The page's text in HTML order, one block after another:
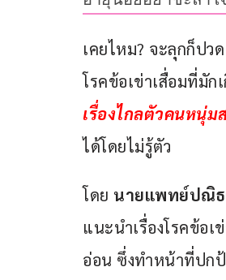
เคยไหม? จะลุกก็ปว
โรคข้อเข่าเสื่อมที่มัก
เรื่องไกลตัวคนหนุ่ม
ได้โดยไม่รู้ตัว
โดย นายแพทย์ปณิธ
แนะนำเรื่องโรคข้อเ
อ่อน ซึ่งทำหน้าที่ปก